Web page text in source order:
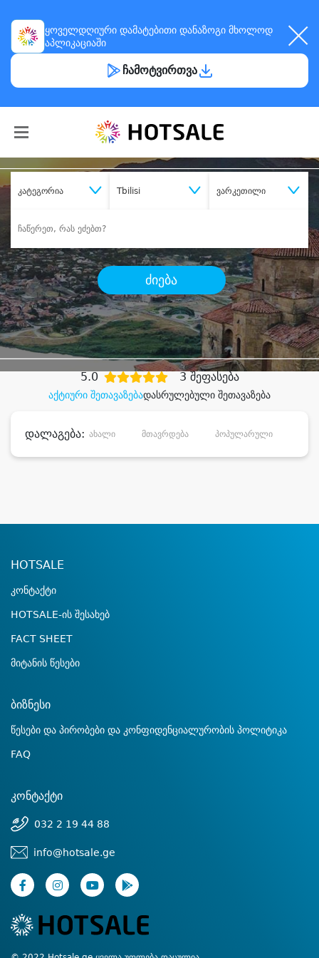
ყოველდღიური დამატებითი დანაზოგი მხოლოდ
აპლიკაციაში
ჩამოტვირთვა
კატეგორია Tbilisi ვარკეთილი
ძიება
შეიძინესასურველი მომსახურება
დიდი დანაზოგით
აქტიური შეთავაზებადასრულებული შეთავაზება
5.0 3 შეფასება
დალაგება: ახალი მთავრდება პოპულარული
HOTSALE
კონტაქტი
HOTSALE-ის შესახებ
FACT SHEET
მიტანის წესები
ბიზნესი
წესები და პირობები და კონფიდენციალურობის პოლიტიკა
FAQ
კონტაქტი
032 2 19 44 88
info@hotsale.ge